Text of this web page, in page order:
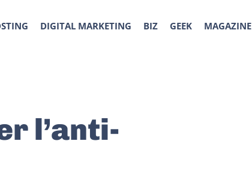
DIGITAL MARKETING BIZ GEEK MAGAZINE
l’anti-